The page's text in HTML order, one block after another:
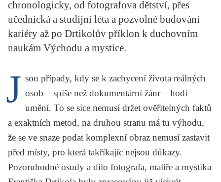
KRITIKA PŘEKLADU
UKÁZKA
chronologicky, od fotografova dětství, přes
učednická a studijní léta a pozvolné budování
kariéry až po Drtikolův příklon k duchovním
naukám Východu a mystice.
J sou případy, kdy se k zachycení života reálných
osob – spíše než dokumentární žánr – hodí
umění. To se sice nemusí držet ověřitelných faktů
a exaktních metod, na druhou stranu má tu výhodu,
že se ve snaze podat komplexní obraz nemusí zastavit
před místy, pro která takříkajíc nejsou důkazy.
Pozoruhodné osudy a dílo fotografa, malíře a mystika